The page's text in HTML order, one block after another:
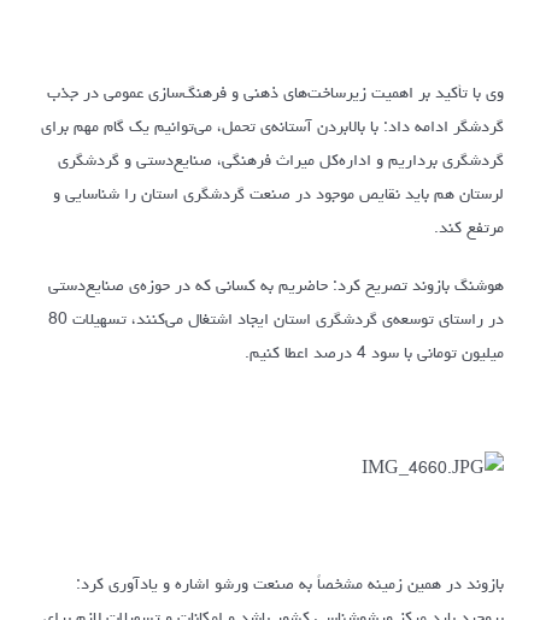
وی با تأکید بر اهمیت زیرساخت‌های ذهنی و فرهنگ‌سازی عمومی در جذب
گردشگر ادامه داد: با بالابردن آستانه‌ی تحمل، می‌توانیم یک گام مهم برای
گردشگری برداریم و اداره‌کل میراث فرهنگی، صنایع‌دستی و گردشگری
لرستان هم باید نقایص موجود در صنعت گردشگری استان را شناسایی و
مرتفع کند.
هوشنگ بازوند تصریح کرد: حاضریم به کسانی که در حوزه‌ی صنایع‌دستی
در راستای توسعه‌ی گردشگری استان ایجاد اشتغال می‌کنند، تسهیلات 80
میلیون تومانی با سود 4 درصد اعطا ‌کنیم.
بازوند در همین زمینه مشخصاً به صنعت ورشو اشاره و یادآوری کرد: